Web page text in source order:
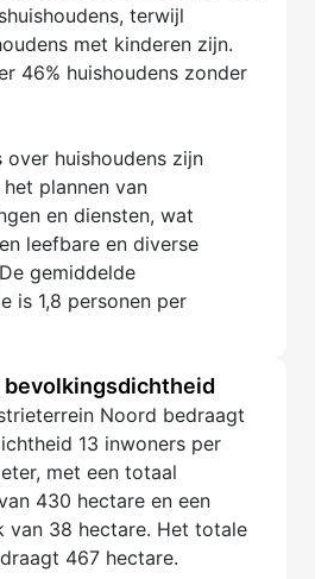
terwijl
met kinderen zijn.
46% huishoudens zonder
over huishoudens zijn
plannen van
en diensten, wat
leefbare en diverse
gemiddelde
is 1,8 personen per
bevolkingsdichtheid
Noord bedraagt
13 inwoners per
met een totaal
430 hectare en een
van 38 hectare. Het totale
467 hectare.